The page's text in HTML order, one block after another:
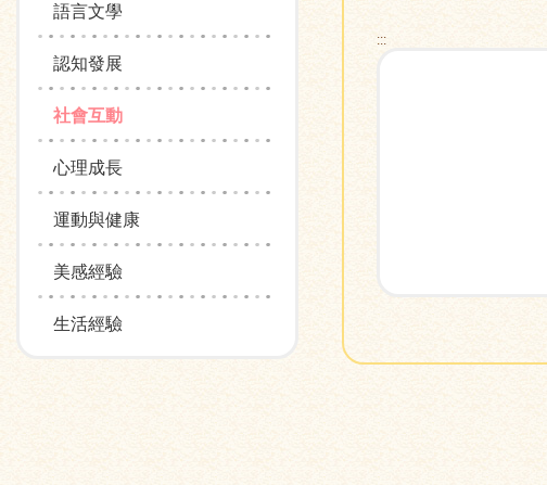
語言文學
認知發展
社會互動
心理成長
運動與健康
美感經驗
生活經驗
:::